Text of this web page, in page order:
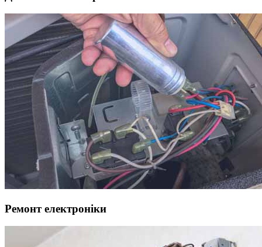
Ремонт електроніки